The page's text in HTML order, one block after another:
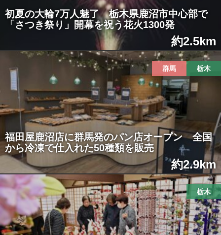
初夏の大輪7万人魅了 栃木県鹿沼市中心部で
「さつき祭り」開幕を祝う花火1300発
約2.5km
栃木
群馬
福田屋鹿沼店に群馬発のパン店オープン 全国
から冷凍で仕入れた50種類を販売
約2.9km
栃木